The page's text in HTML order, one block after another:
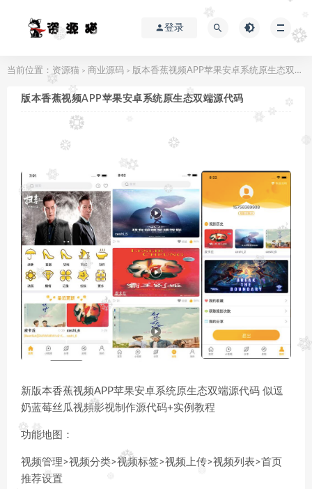
登录
当前位置： 资源猫 > 商业源码 > 版本香蕉视频APP苹果安卓系统原生态双端源代码
版本香蕉视频APP苹果安卓系统原生态双端源代码
新版本香蕉视频APP苹果安卓系统原生态双端源代码 似逗
奶蓝莓丝瓜视頻影视制作源代码+实例教程
功能地图：
视频管理>视频分类>视频标签>视频上传>视频列表>首页
推荐设置